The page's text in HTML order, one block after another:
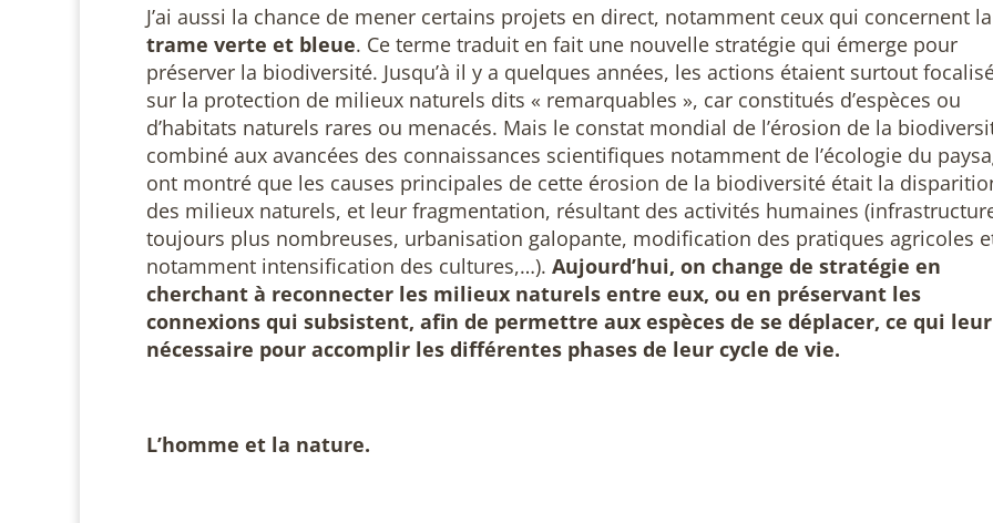
J’ai aussi la chance de mener certains projets en direct, notamment ceux qui concernent la
trame verte et bleue. Ce terme traduit en fait une nouvelle stratégie qui émerge pour
préserver la biodiversité. Jusqu’à il y a quelques années, les actions étaient surtout
sur la protection de milieux naturels dits « remarquables », car constitués d’espèces ou
d’habitats naturels rares ou menacés. Mais le constat mondial de l’érosion de la
combiné aux avancées des connaissances scientifiques notamment de l’écologie du
ont montré que les causes principales de cette érosion de la biodiversité était la
des milieux naturels, et leur fragmentation, résultant des activités humaines
toujours plus nombreuses, urbanisation galopante, modification des pratiques agricoles
notamment intensification des cultures,…). Aujourd’hui, on change de stratégie en
cherchant à reconnecter les milieux naturels entre eux, ou en préservant les
connexions qui subsistent, afin de permettre aux espèces de se déplacer, ce qui
nécessaire pour accomplir les différentes phases de leur cycle de vie.
L’homme et la nature.